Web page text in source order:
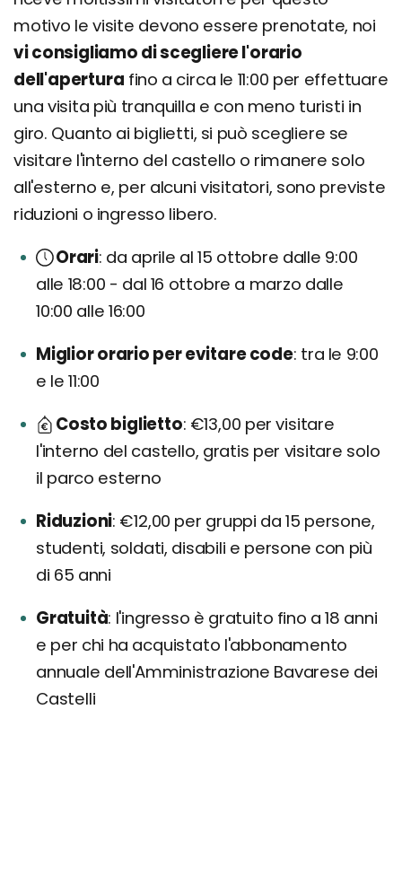
motivo le visite devono essere prenotate, noi
vi consigliamo di scegliere l'orario
dell'apertura fino a circa le 11:00 per effettuare
una visita più tranquilla e con meno turisti in
giro. Quanto ai biglietti, si può scegliere se
visitare l'interno del castello o rimanere solo
all'esterno e, per alcuni visitatori, sono previste
riduzioni o ingresso libero.
Orari da aprile al 15 ottobre dalle 9:00
alle 18:00 - dal 16 ottobre a marzo dalle
10:00 alle 16:00
Miglior orario per evitare code tra le 9:00
e le 11:00
Costo biglietto €13,00 per visitare
l'interno del castello, gratis per visitare solo
il parco esterno
Riduzioni €12,00 per gruppi da 15 persone,
studenti, soldati, disabili e persone con più
di 65 anni
Gratuità l'ingresso è gratuito fino a 18 anni
e per chi ha acquistato l'abbonamento
annuale dell'Amministrazione Bavarese dei
Castelli